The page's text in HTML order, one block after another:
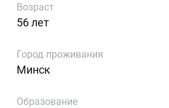
Возраст
56 лет
Город проживания
Минск
Образование